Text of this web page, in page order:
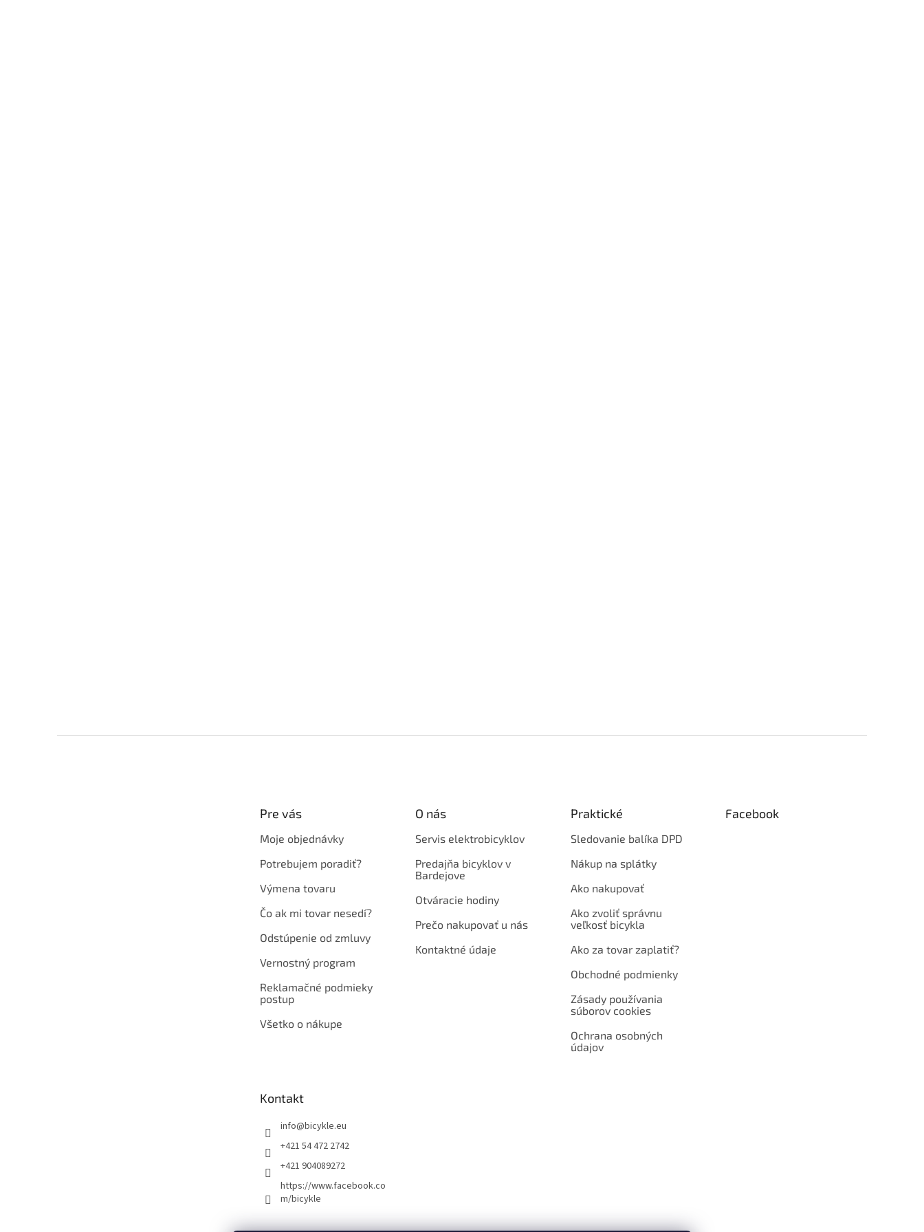
Pre vás
Moje objednávky
Potrebujem poradiť?
Výmena tovaru
Čo ak mi tovar nesedí?
Odstúpenie od zmluvy
Vernostný program
Reklamačné podmieky
postup
Všetko o nákupe
O nás
Servis elektrobicyklov
Predajňa bicyklov v
Bardejove
Otváracie hodiny
Prečo nakupovať u nás
Kontaktné údaje
Praktické
Sledovanie balíka DPD
Nákup na splátky
Ako nakupovať
Ako zvoliť správnu
veľkosť bicykla
Ako za tovar zaplatiť?
Obchodné podmienky
Zásady používania
súborov cookies
Ochrana osobných
údajov
Facebook
Kontakt
info@bicykle.eu
+421 54 472 2742
+421 904089272
https://www.facebook.co
m/bicykle